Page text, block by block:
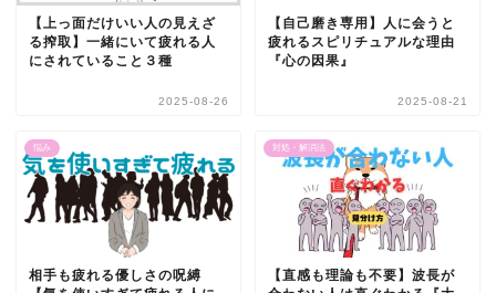
【上っ面だけいい人の見えざ
る搾取】一緒にいて疲れる人
にされていること３種
2025-08-26
【自己磨き専用】人に会うと
疲れるスピリチュアルな理由
『心の因果』
2025-08-21
悩み
相手も疲れる優しさの呪縛
対処・解消法
【直感も理論も不要】波長が